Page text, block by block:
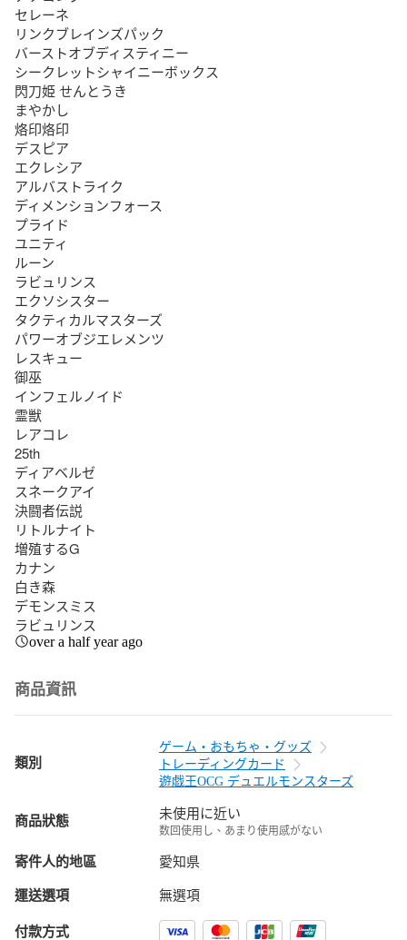
セレーネ
リンクブレインズパック
バーストオブディスティニー
シークレットシャイニーボックス
閃刀姫 せんとうき
まやかし
烙印烙印
デスピア
エクレシア
アルバストライク
ディメンションフォース
プライド
ユニティ
ルーン
ラビュリンス
エクソシスター
タクティカルマスターズ
パワーオブジエレメンツ
レスキュー
御巫
インフェルノイド
霊獣
レアコレ
25th
ディアベルゼ
スネークアイ
決闘者伝説
リトルナイト
増殖するG
カナン
白き森
デモンスミス
ラビュリンス
over a half year ago
商品資訊
類別
ゲーム・おもちゃ・グッズ
トレーディングカード
遊戯王OCG デュエルモンスターズ
商品狀態 未使用に近い
数回使用し、あまり使用感がない
寄件人的地區 愛知県
運送選項 無選項
付款方式